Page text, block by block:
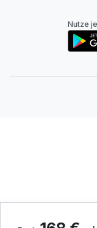
Nutze